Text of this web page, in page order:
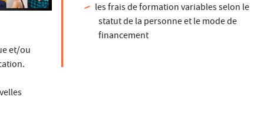
et/ou
les frais de formation variables selon le
statut de la personne et le mode de
financement